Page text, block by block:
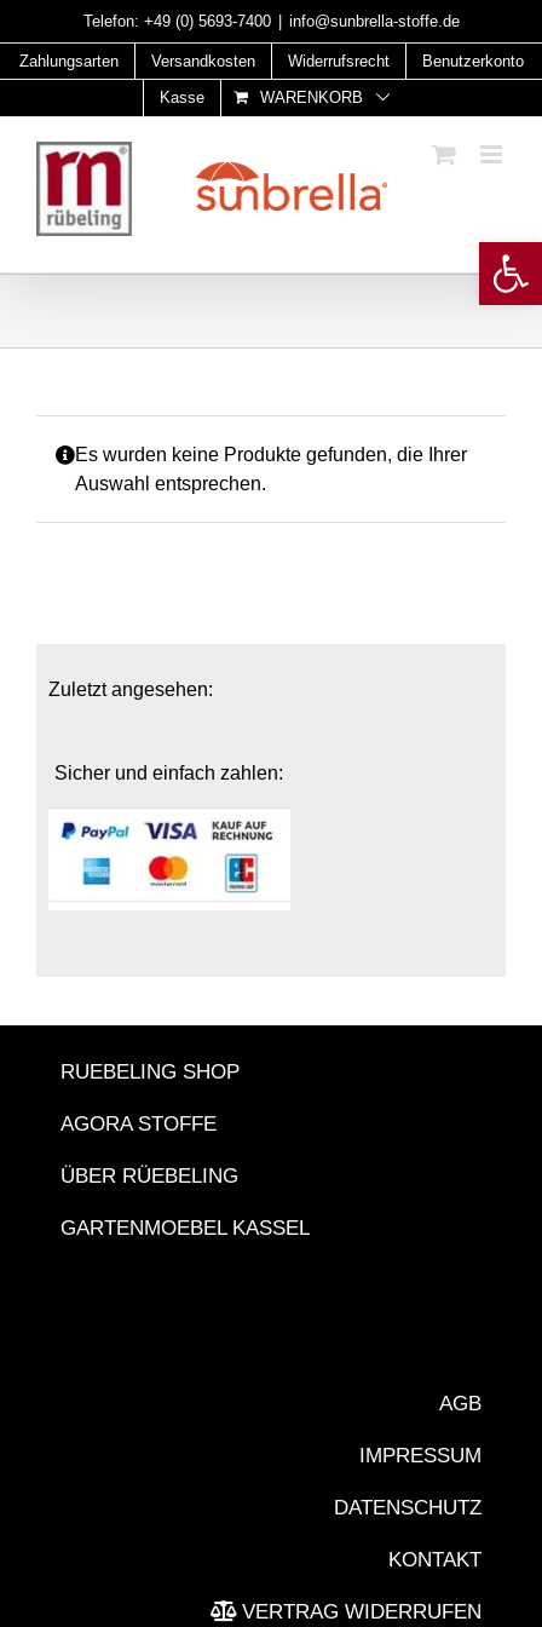
to
content
Telefon: +49 (0) 5693-7400 info@sunbrella-stoffe.de
Zahlungsarten Versandkosten Widerrufsrecht
Benutzerkonto
Kasse
WARENKORB
Es wurden keine Produkte gefunden, die Ihrer
Auswahl entsprechen.
Zuletzt angesehen:
Sicher und einfach zahlen:
RUEBELING SHOP
AGORA STOFFE
ÜBER RÜEBELING
GARTENMOEBEL KASSEL
AGB
IMPRESSUM
DATENSCHUTZ
KONTAKT
VERTRAG WIDERRUFEN